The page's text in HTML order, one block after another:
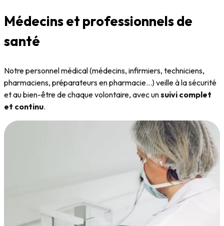
Médecins et professionnels de
santé
Notre personnel médical (médecins, infirmiers, techniciens,
pharmaciens, préparateurs en pharmacie…) veille à la sécurité
et au bien-être de chaque volontaire, avec unsuivi complet
et continu.